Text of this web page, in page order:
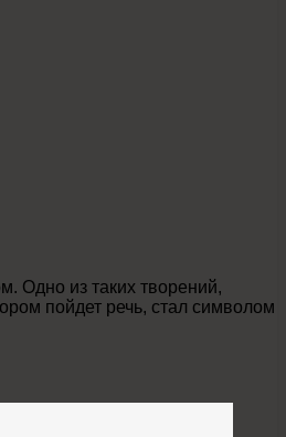
Одно из таких творений,
пойдет речь, стал символом